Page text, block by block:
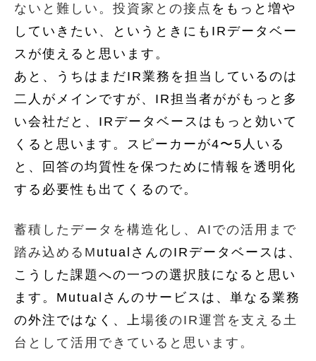
ないと難しい。投資家との接点 をもっと増や
していきたい、というときにもIRデータベー
スが使えると思います。
あと、うちはまだIR業務を担当しているのは
二人がメインですが、IR担当者ががもっと多
い会社だと、IRデータベースはもっと効いて
くると思います。スピーカーが4〜5人いる
と、回答の均質性を保つために情報を透明化
する必要性も出てくるので。
蓄積したデータを構造化し、AIでの活用まで
踏み込めるM utualさんのIRデータベースは、
こうした課題への一つの選択肢になると思い
ます。Mutualさんのサービスは、単なる業務
の外注ではなく、上 場後のIR運営を支える土
台として活用できていると思います。